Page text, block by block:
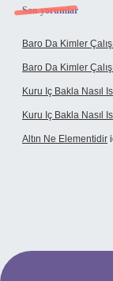
Son yorumlar
Baro Da Kimler
Baro Da Kimler
Kuru Iç Bakla Nasıl
Kuru Iç Bakla Nasıl
Altın Ne Elementidir
güncel giriş